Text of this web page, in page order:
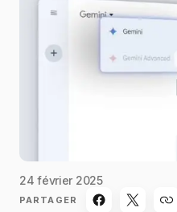
24 février 2025
PARTAGER